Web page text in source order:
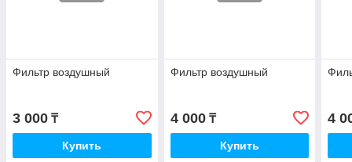
Фильтр воздушный
3 000 ₸
Купить
Фильтр воздушный
4 000₸
Купить
4